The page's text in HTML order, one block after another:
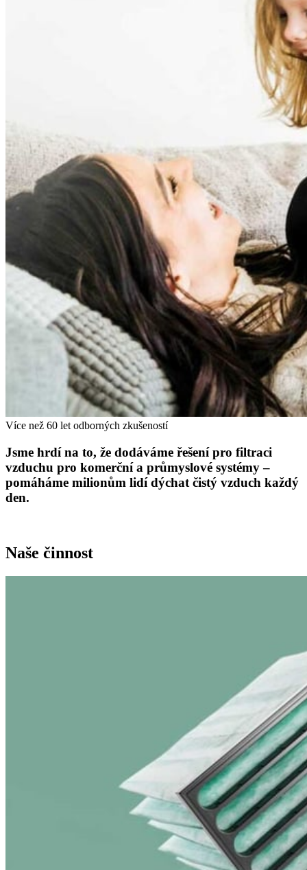
Více než 60 let odborných zkušeností
Jsme hrdí na to, že dodáváme řešení pro filtraci
vzduchu pro komerční a průmyslové systémy –
pomáháme milionům lidí dýchat čistý vzduch každý
den.
Naše činnost